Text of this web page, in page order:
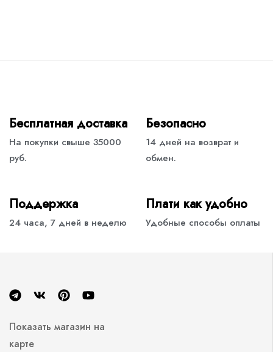
Бесплатная доставка
На покупки свыше 35000
руб.
Безопасно
14 дней на возврат и
обмен.
Поддержка
24 часа, 7 дней в неделю
Плати как удобно
Удобные способы оплаты
Показать магазин на
карте